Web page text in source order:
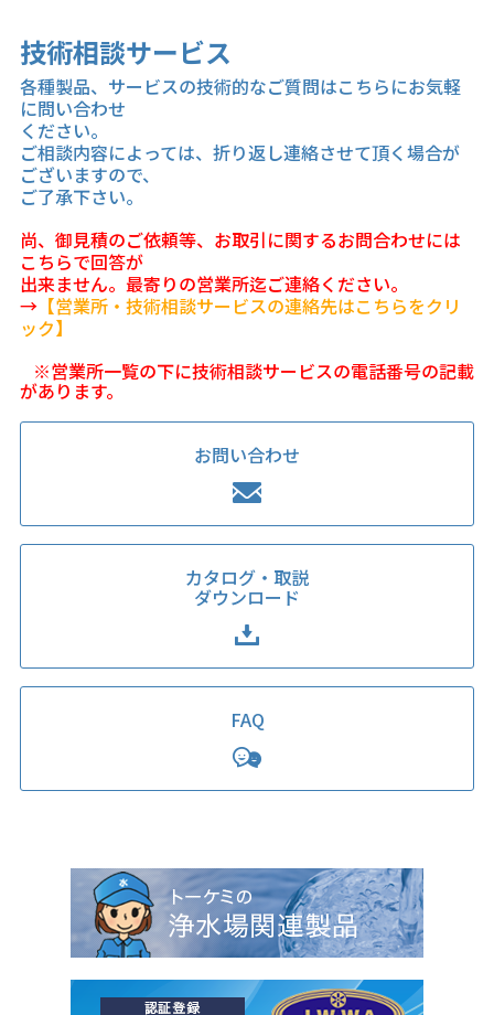
技術相談サービス
各種製品、サービスの技術的なご質問はこちらにお気軽
に問い合わせ
ください。
ご相談内容によっては、折り返し連絡させて頂く場合が
ございますので、
ご了承下さい。
尚、御見積のご依頼等、お取引に関するお問合わせには
こちらで回答が
出来ません。最寄りの営業所迄ご連絡ください。
→【営業所・技術相談サービスの連絡先はこちらをクリ
ック】
※営業所一覧の下に技術相談サービスの電話番号の記載
があります。
お問い合わせ
カタログ・取説
ダウンロード
FAQ